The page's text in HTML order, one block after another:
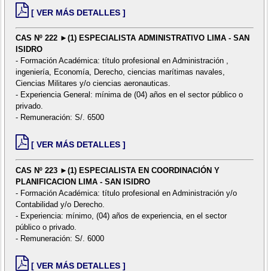
[ VER MÁS DETALLES ]
CAS Nº 222 ►(1) ESPECIALISTA ADMINISTRATIVO LIMA - SAN
ISIDRO
- Formación Académica: título profesional en Administración ,
ingeniería, Economía, Derecho, ciencias marítimas navales,
Ciencias Militares y/o ciencias aeronauticas.
- Experiencia General: mínima de (04) años en el sector público o
privado.
- Remuneración: S/. 6500
[ VER MÁS DETALLES ]
CAS Nº 223 ►(1) ESPECIALISTA EN COORDINACIÓN Y
PLANIFICACION LIMA - SAN ISIDRO
- Formación Académica: título profesional en Administración y/o
Contabilidad y/o Derecho.
- Experiencia: mínimo, (04) años de experiencia, en el sector
público o privado.
- Remuneración: S/. 6000
[ VER MÁS DETALLES ]